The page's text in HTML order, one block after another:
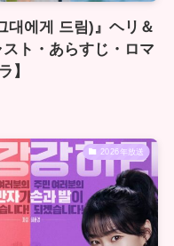
대에게 드림)』ヘリ＆
ト・あらすじ・ロマ
】
2026年放送